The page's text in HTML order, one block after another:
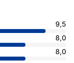
9,5
8,0
8,0